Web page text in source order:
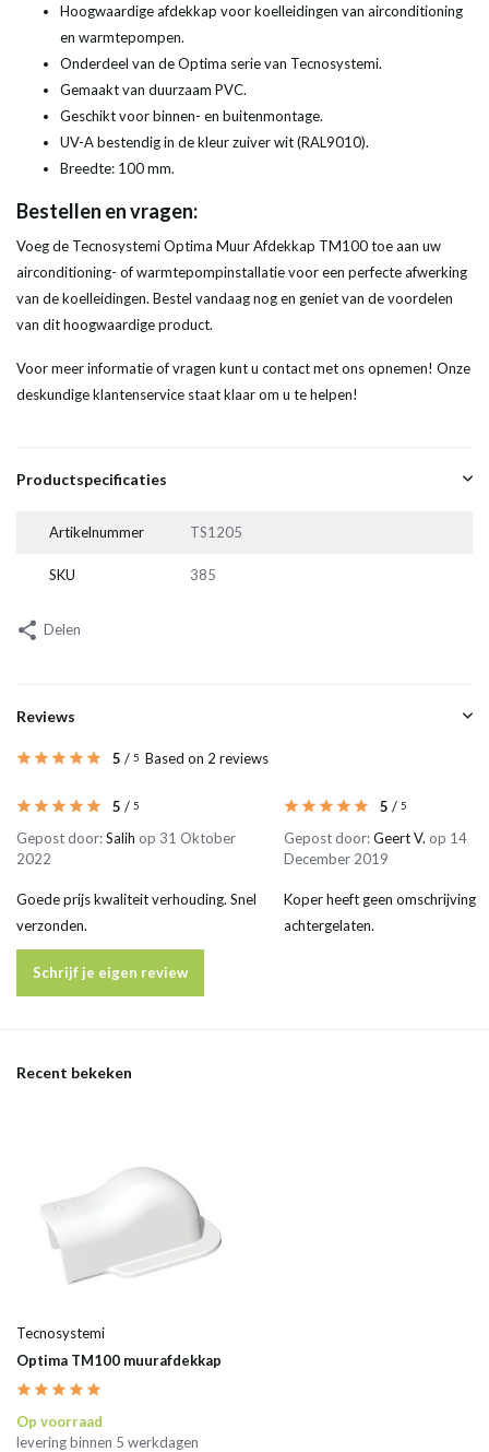
Hoogwaardige afdekkap voor koelleidingen van airconditioning
en warmtepompen.
Onderdeel van de Optima serie van Tecnosystemi.
Gemaakt van duurzaam PVC.
Geschikt voor binnen- en buitenmontage.
UV-A bestendig in de kleur zuiver wit (RAL9010).
Breedte: 100 mm.
Bestellen en vragen:
Voeg de Tecnosystemi Optima Muur Afdekkap TM100 toe aan uw
airconditioning- of warmtepompinstallatie voor een perfecte afwerking
van de koelleidingen. Bestel vandaag nog en geniet van de voordelen
van dit hoogwaardige product.
Voor meer informatie of vragen kunt u contact met ons opnemen! Onze
deskundige klantenservice staat klaar om u te helpen!
Productspecificaties
Artikelnummer TS1205
SKU 385
Delen
Reviews
5 / 5 Based on 2 reviews
5 / 5
Gepost door:Salih op 31 Oktober
2022
Goede prijs kwaliteit verhouding. Snel
verzonden.
5 / 5
Gepost door:Geert V. op 14
December 2019
Koper heeft geen omschrijving
achtergelaten.
Schrijf je eigen review
Recent bekeken
Tecnosystemi
Optima TM100 muurafdekkap
Op voorraad
levering binnen 5 werkdagen